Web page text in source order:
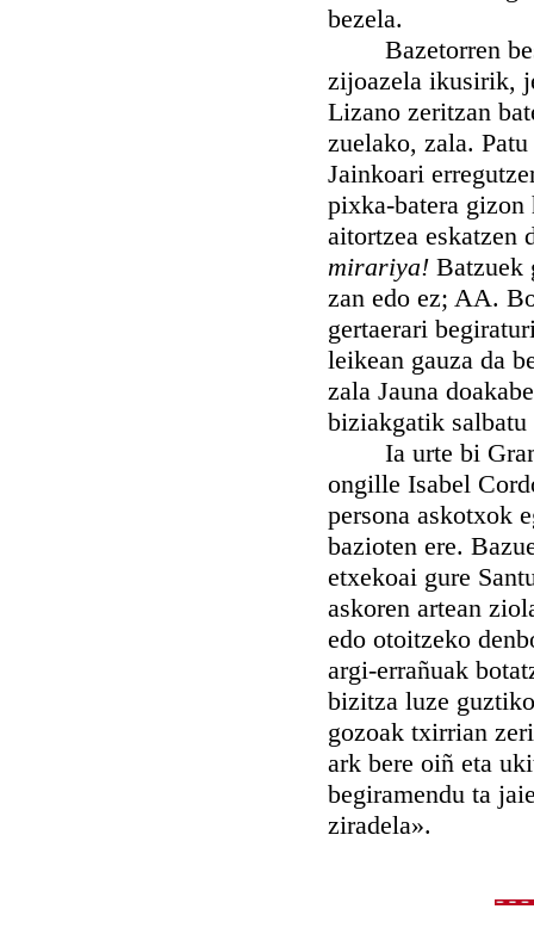
bezela.
Bazetorren
zijoazela ikusirik,
Lizano zeritzan
zuelako, zala.
Jainkoari
pixka-batera gizon
aitortzea eskatzen
mirariya! Batzuek
zan edo ez; AA.
gertaerari
leikean gauza da
zala Jauna
biziakgatik salbatu
Ia urte bi
ongille Isabel
persona askotxok
bazioten ere.
etxekoai gure
askoren artean
edo otoitzeko
argi-errañuak
bizitza luze
gozoak txirrian
ark bere oiñ eta
begiramendu ta
ziradela».